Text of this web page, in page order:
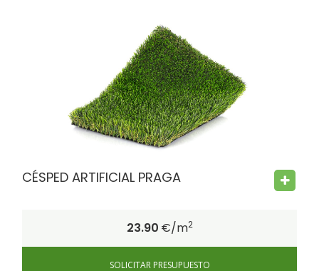
FIRE PROOF CHILD SAFE BACTERIA FREE
CÉSPED ARTIFICIAL PRAGA
23.90 €/m2
SOLICITAR PRESUPUESTO